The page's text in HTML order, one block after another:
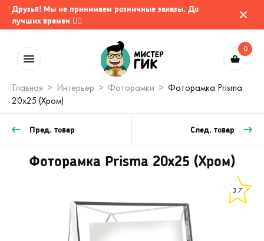
Друзья! Мы не принимаем розничные заказы. До
лучших времен 🤷‍♂️
0
Главная Интерьер Фоторамки
Фоторамка Prisma
20х25 (Хром)
Пред. товар След. товар
Фоторамка Prisma 20х25 (Хром)
3.7